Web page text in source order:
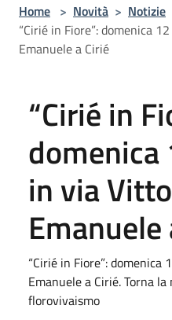
Home > Novità > Notizie
“Cirié in Fiore”: domenica
Emanuele a Cirié
“Cirié in
domenica
in via
Emanuele
“Cirié in Fiore”:
Emanuele a Cirié. Torna
florovivaismo